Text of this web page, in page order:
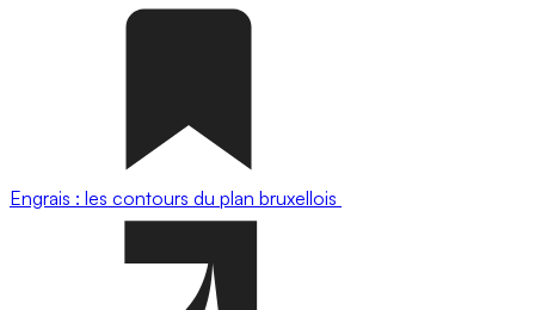
Engrais : les contours du plan bruxellois